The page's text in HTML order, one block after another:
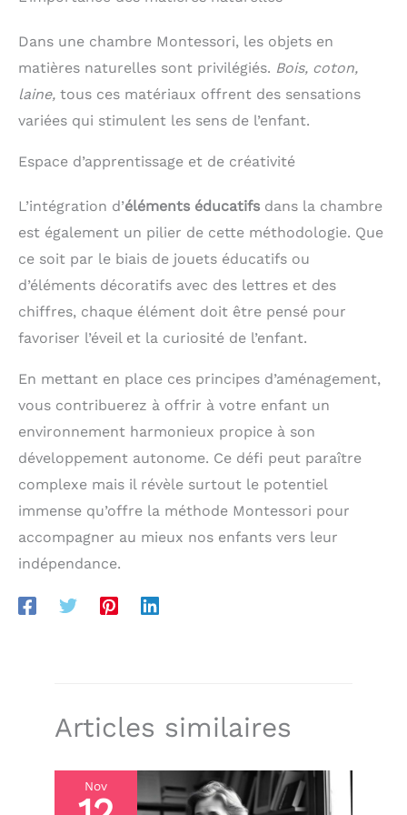
【Politique de retour 90
jours & garantie 1 an】
Chez FUNLIO, nous nous
engageons à fournir des
produits et un service
client de qualité. Vous
de retour de 90 jours
manquante ou
endommagée pendant le
transport, n'hésitez pas à
nous contacter. Nous
vous enverrons
gratuitement une pièce
de rechange ou
échange sous deux jours
cas, vous recevrez
également un
remboursement de 10 %.
Dans une chambre Montessori, les objets en
matières naturelles sont privilégiés. Bois, coton,
laine, tous ces matériaux offrent des sensations
variées qui stimulent les sens de l’enfant.
Espace d’apprentissage et de créativité
L’intégration d’éléments éducatifs dans la chambre
est également un pilier de cette méthodologie. Que
ce soit par le biais de jouets éducatifs ou
d’éléments décoratifs avec des lettres et des
chiffres, chaque élément doit être pensé pour
favoriser l’éveil et la curiosité de l’enfant.
En mettant en place ces principes d’aménagement,
vous contribuerez à offrir à votre enfant un
environnement harmonieux propice à son
développement autonome. Ce défi peut paraître
complexe mais il révèle surtout le potentiel
immense qu’offre la méthode Montessori pour
accompagner au mieux nos enfants vers leur
indépendance.
Articles similaires
Nov